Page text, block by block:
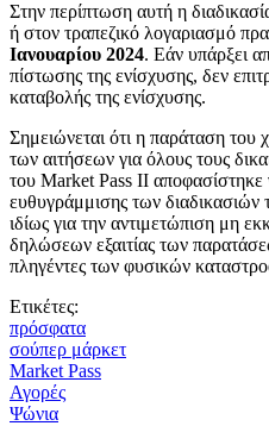
Στην περίπτωση αυτή η
ή στον τραπεζικό λογαριασμό
Ιανουαρίου 2024. Εάν υπάρξει
πίστωσης της ενίσχυσης, δεν
καταβολής της ενίσχυσης.
Σημειώνεται ότι η παράταση του
των αιτήσεων για όλους τους
του Market Pass II αποφασίστηκε
ευθυγράμμισης των διαδικασιών
ιδίως για την αντιμετώπιση μη
δηλώσεων εξαιτίας των
πληγέντες των φυσικών
Ετικέτες:
πρόσφατα
σούπερ μάρκετ
Market Pass
Αγορές
Ψώνια